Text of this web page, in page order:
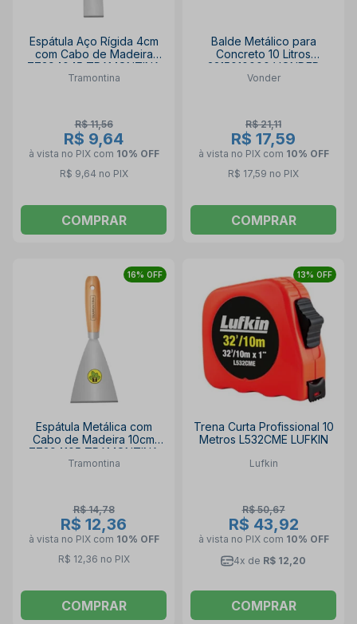
Espátula Aço Rígida 4cm
com Cabo de Madeira
77394045 TRAMONTINA
Tramontina
R$ 11,56
R$ 9,64
à vista no PIX com 10% OFF
R$ 9,64 no PIX
COMPRAR
Balde Metálico para
Concreto 10 Litros
3315010000 VONDER
Vonder
R$ 21,11
R$ 17,59
à vista no PIX com 10% OFF
R$ 17,59 no PIX
COMPRAR
16% OFF
Espátula Metálica com
Cabo de Madeira 10cm
77394105 TRAMONTINA
Tramontina
R$ 14,78
R$ 12,36
à vista no PIX com 10% OFF
R$ 12,36 no PIX
COMPRAR
13% OFF
Trena Curta Profissional 10
Metros L532CME LUFKIN
Lufkin
R$ 50,67
R$ 43,92
à vista no PIX com 10% OFF
4x de R$ 12,20
COMPRAR